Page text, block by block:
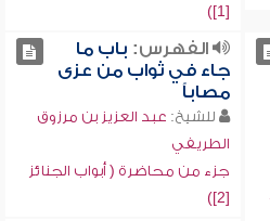
[1])
الفهرس: باب ما
جاء في ثواب من عزى
مصاباً
للشيخ: عبد العزيز بن مرزوق
الطريفي
جزء من محاضرة ( أبواب الجنائز
[2])